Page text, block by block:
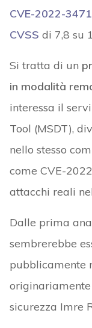
CVE-2022-
CVSS di 7,8 su
Si tratta di un
in modalità
interessa il
Tool (MSDT),
nello stesso
come CVE-
attacchi reali
Dalle prima
sembrerebbe
pubblicamente
sicurezza Imre